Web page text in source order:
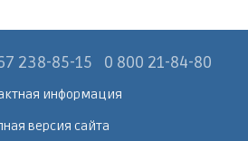
238-85-15 0 800 21-84-80
информация
версия сайта